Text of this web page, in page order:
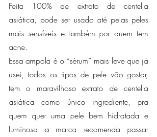
Feita 100% de extrato de centella
asiática, pode ser usado até pelas peles
mais sensíveis e também por quem tem
acne.
Essa ampola é o “sérum” mais leve que já
usei, todos os tipos de pele vão gostar,
tem o maravilhoso extrato de centella
asiática como único ingrediente, pra
quem quer uma pele bem hidratada e
luminosa a marca recomenda passar